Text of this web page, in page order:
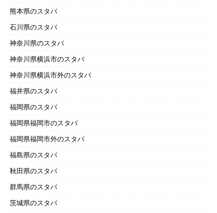
熊本県のスタバ
石川県のスタバ
神奈川県のスタバ
神奈川県横浜市のスタバ
神奈川県横浜市外のスタバ
福井県のスタバ
福岡県のスタバ
福岡県福岡市のスタバ
福岡県福岡市外のスタバ
福島県のスタバ
秋田県のスタバ
群馬県のスタバ
茨城県のスタバ